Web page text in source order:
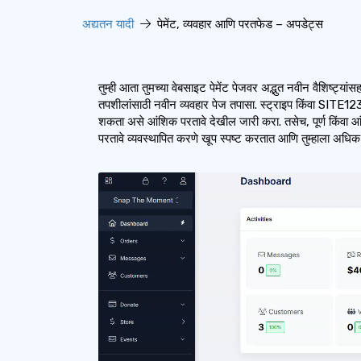
अद्यतन यादी पेमेंट, व्यवहार आणि परतफेड – अपडेट्स
तुम्ही आता तुमच्या वेबसाइट पेमेंट पेजवर अद्भुत नवीन
तपशीलांसाठी नवीन व्यवहार पेज तपासा. स्ट्राइप किंवा
शकता असे आंशिक परतावे देखील जारी करा. तसेच, पूर्ण किंवा
परतावे व्यवस्थापित करणे खूप स्पष्ट करतात आणि तुम्हाला अधिक